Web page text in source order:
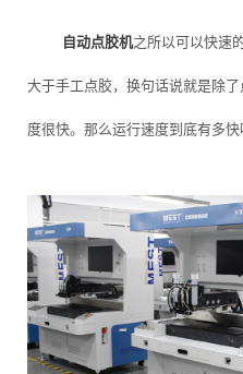
自动点胶机之所以可以快速
大于手工点胶，换句话说就是除
度很快。那么运行速度到底有多快